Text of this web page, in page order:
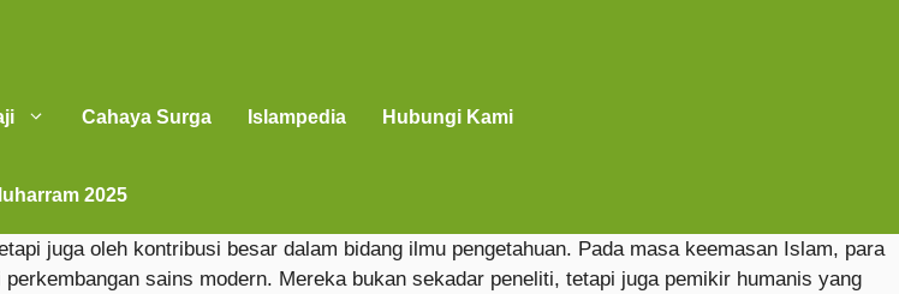
Cahaya Surga Islampedia Hubungi Kami
2025
juga oleh kontribusi besar dalam bidang ilmu pengetahuan. Pada masa keemasan Islam, para
sains modern. Mereka bukan sekadar peneliti, tetapi juga pemikir humanis yang